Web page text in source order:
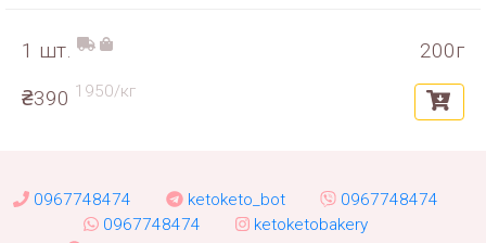
1 шт.
200г
₴390 1950/кг
0967748474 ketoketo_bot
0967748474
0967748474
ketoketobakery